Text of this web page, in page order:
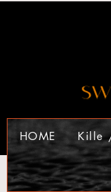
HOME Kille